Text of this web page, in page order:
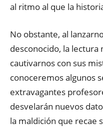
al ritmo al que la
No obstante, al
desconocido, la
cautivarnos con sus
conoceremos algunos
extravagantes
desvelarán nuevos
la maldición que recae